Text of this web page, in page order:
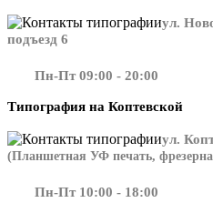
ул.
подъезд 6
Пн-Пт 09:00 - 20:00
Типография на Коптевской
ул.
(Планшетная УФ печать,
Пн-Пт 10:00 - 18:00